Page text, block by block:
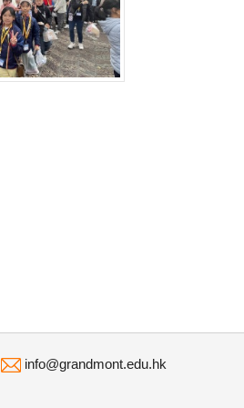
info@grandmont.edu.hk